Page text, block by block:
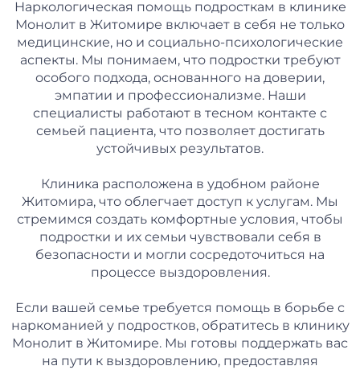
Наркологическая помощь подросткам в клинике
Монолит в Житомире включает в себя не только
медицинские, но и социально-психологические
аспекты. Мы понимаем, что подростки требуют
особого подхода, основанного на доверии,
эмпатии и профессионализме. Наши
специалисты работают в тесном контакте с
семьей пациента, что позволяет достигать
устойчивых результатов.
Клиника расположена в удобном районе
Житомира, что облегчает доступ к услугам. Мы
стремимся создать комфортные условия, чтобы
подростки и их семьи чувствовали себя в
безопасности и могли сосредоточиться на
процессе выздоровления.
Если вашей семье требуется помощь в борьбе с
наркоманией у подростков, обратитесь в клинику
Монолит в Житомире. Мы готовы поддержать вас
на пути к выздоровлению, предоставляя